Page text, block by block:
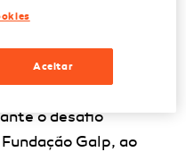
Beatriz Mendes,
com alguns dos
que desde
o desafio
Galp, ao
Aceitar